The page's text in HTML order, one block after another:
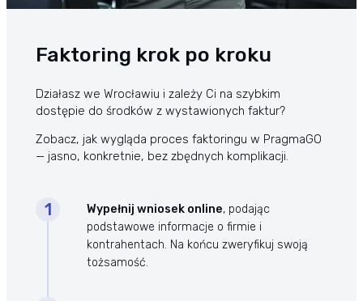
Faktoring krok po kroku
Działasz we Wrocławiu i zależy Ci na szybkim
dostępie do środków z wystawionych faktur?
Zobacz, jak wygląda proces faktoringu w PragmaGO
— jasno, konkretnie, bez zbędnych komplikacji.
Wypełnij wniosek online, podając
podstawowe informacje o firmie i
kontrahentach. Na końcu zweryfikuj swoją
tożsamość.